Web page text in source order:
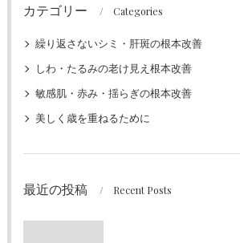
カテゴリー Categories
繰り返さないシミ・肝斑の根本改善
しわ・たるみの老け見え根本改善
敏感肌・赤み・揺らぎの根本改善
美しく歳を重ねるために
最近の投稿 Recent Posts